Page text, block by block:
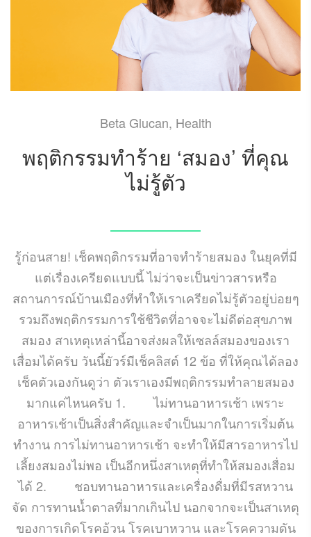
Beta Glucan, Health
พฤติกรรมทำร้าย ‘สมอง’ ที่คุณ
ไม่รู้ตัว
รู้ก่อนสาย! เช็คพฤติกรรมที่อาจทำร้ายสมอง ในยุคที่มี
แต่เรื่องเครียดแบบนี้ ไม่ว่าจะเป็นข่าวสารหรือ
สถานการณ์บ้านเมืองที่ทำให้เราเครียดไม่รู้ตัวอยู่บ่อยๆ
รวมถึงพฤติกรรมการใช้ชีวิตที่อาจจะไม่ดีต่อสุขภาพ
สมอง สาเหตุเหล่านี้อาจส่งผลให้เซลล์สมองของเรา
เสื่อมได้ครับ วันนี้ยัวร์มีเช็คลิสต์ 12 ข้อ ที่ให้คุณได้ลอง
เช็คตัวเองกันดูว่า ตัวเราเองมีพฤติกรรมทำลายสมอง
มากแค่ไหนครับ 1. ไม่ทานอาหารเช้า เพราะ
อาหารเช้าเป็นสิ่งสำคัญและจำเป็นมากในการเริ่มต้น
ทำงาน การไม่ทานอาหารเช้า จะทำให้มีสารอาหารไป
เลี้ยงสมองไม่พอ เป็นอีกหนึ่งสาเหตุที่ทำให้สมองเสื่อม
ได้ 2. ชอบทานอาหารและเครื่องดื่มที่มีรสหวาน
จัด การทานน้ำตาลที่มากเกินไป นอกจากจะเป็นสาเหตุ
ของการเกิดโรคอ้วน โรคเบาหวาน และโรคความดัน